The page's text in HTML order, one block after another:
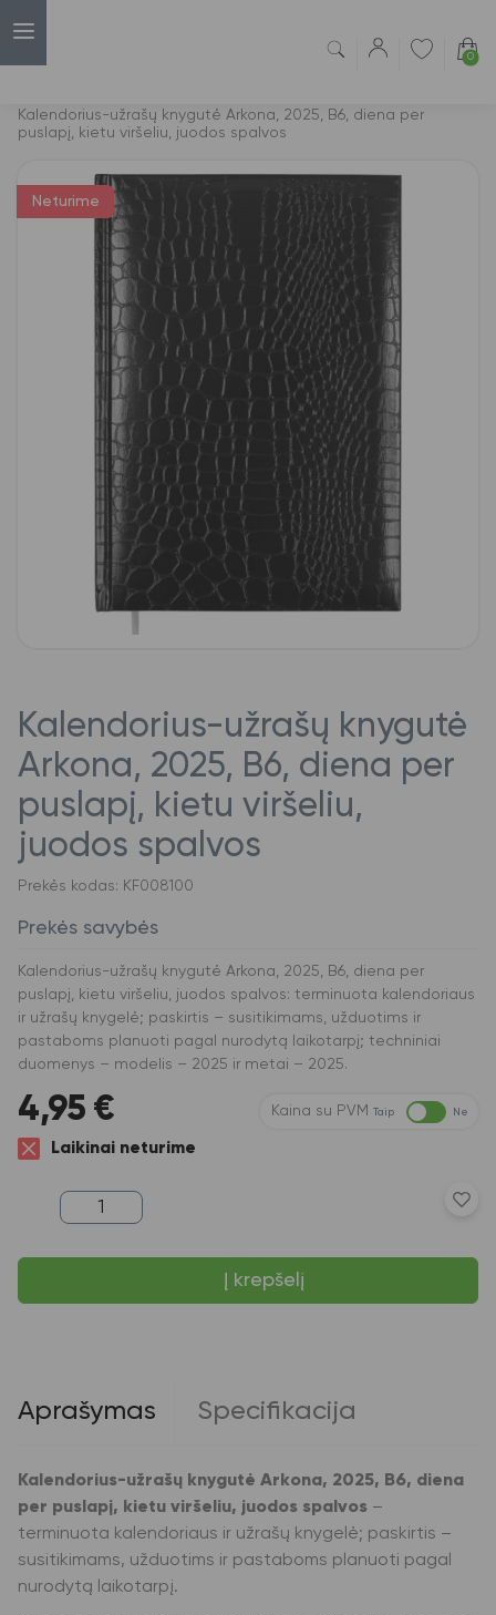
0
Kalendorius-užrašų knygutė Arkona, 2025, B6, diena per
puslapį, kietu viršeliu, juodos spalvos
Neturime
Kalendorius-užrašų knygutė
Arkona, 2025, B6, diena per
puslapį, kietu viršeliu,
juodos spalvos
Prekės kodas: KF008100
Prekės savybės
Kalendorius-užrašų knygutė Arkona, 2025, B6, diena per
puslapį, kietu viršeliu, juodos spalvos: terminuota kalendoriaus
ir užrašų knygelė; paskirtis – susitikimams, užduotims ir
pastaboms planuoti pagal nurodytą laikotarpį; techniniai
duomenys – modelis – 2025 ir metai – 2025.
4,95 € Kaina su PVM Taip Ne
Laikinai neturime
produkto
kiekis:
užrašų
Arkona,
puslapį,
kietu
spalvos
Į krepšelį
Aprašymas Specifikacija
Kalendorius-užrašų knygutė Arkona, 2025, B6, diena
per puslapį, kietu viršeliu, juodos spalvos –
terminuota kalendoriaus ir užrašų knygelė; paskirtis –
susitikimams, užduotims ir pastaboms planuoti pagal
nurodytą laikotarpį.